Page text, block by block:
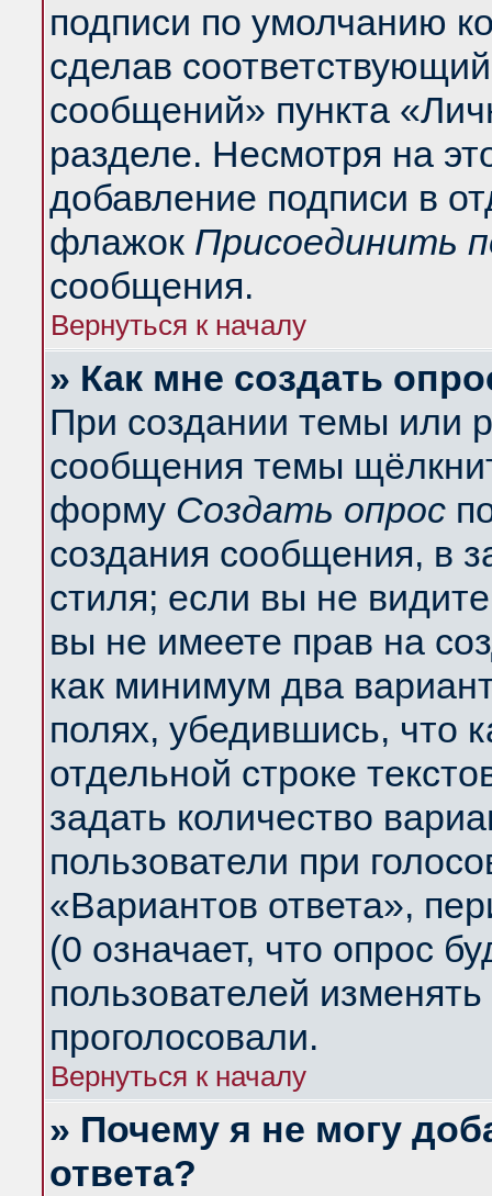
подписи по умолчанию
сделав
сообщений» пункта
разделе. Несмотря на
добавление подписи в
флажок Присоединить
сообщения.
Вернуться к началу
» Как мне создать
При создании темы или
сообщения темы
форму Создать опрос
создания сообщения, в
стиля; если вы не
вы не имеете прав на
как минимум два
полях, убедившись, что
отдельной строке
задать количество
пользователи при
«Вариантов ответа»,
(0 означает, что опрос
пользователей
проголосовали.
Вернуться к началу
» Почему я не могу
ответа?